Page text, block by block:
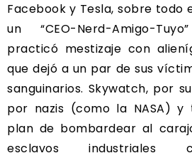
Facebook y Tesla, sobre todo
un “CEO-Nerd-Amigo-
practicó mestizaje con
que dejó a un par de sus
sanguinarios. Skywatch, por
por nazis (como la NASA) y
plan de bombardear al
esclavos industriales